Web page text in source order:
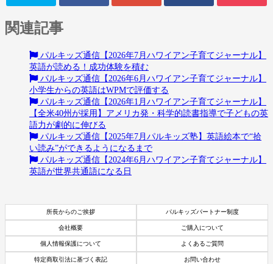
関連記事
パルキッズ通信【2026年7月ハワイアン子育てジャーナル】
英語が読める！成功体験を積む
パルキッズ通信【2026年6月ハワイアン子育てジャーナル】
小学生からの英語はWPMで評価する
パルキッズ通信【2026年1月ハワイアン子育てジャーナル】
【全米40州が採用】アメリカ発・科学的読書指導で子どもの英
語力が劇的に伸びる
パルキッズ通信【2025年7月パルキッズ塾】英語絵本で“拾
い読み”ができるようになるまで
パルキッズ通信【2024年6月ハワイアン子育てジャーナル】
英語が世界共通語になる日
所長からのご挨拶 パルキッズパートナー制度
会社概要 ご購入について
個人情報保護について よくあるご質問
特定商取引法に基づく表記 お問い合わせ